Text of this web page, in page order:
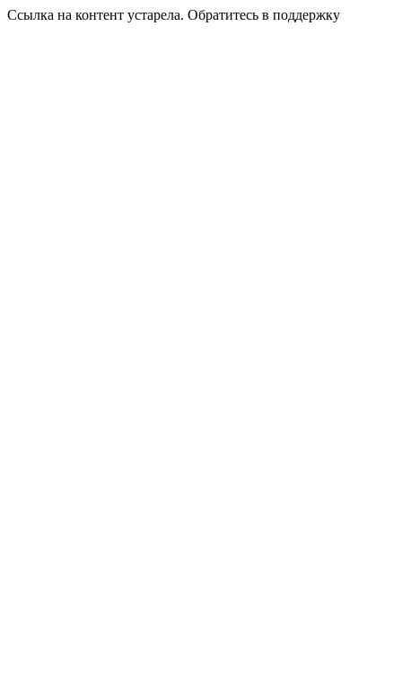
Ссылка на контент устарела. Обратитесь в поддержку